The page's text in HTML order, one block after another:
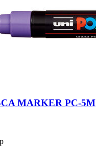
MARKER PC-5M